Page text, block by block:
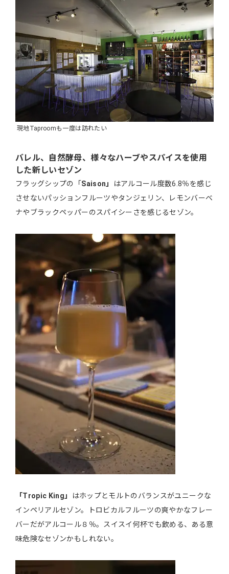
現地Taproomも一度は訪れたい
バレル、自然酵母、様々なハーブやスパイスを使用
した新しいセゾン
フラッグシップの「Saison」
はアルコール度数6.8％を感じ
させないパッションフルーツやタンジェリン、レモンバーベ
ナやブラックペッパーのスパイシーさを感じるセゾン。
「Tropic King」
はホップとモルトのバランスがユニークな
インペリアルセゾン。トロビカルフルーツの爽やかなフレー
バーだがアルコール８％。スイスイ何杯でも飲める、ある意
味危険なセゾンかもしれない。